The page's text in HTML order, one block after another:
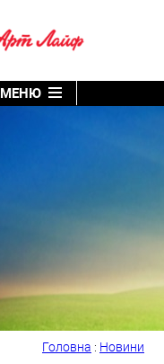
МЕНЮ
Головна : Новини